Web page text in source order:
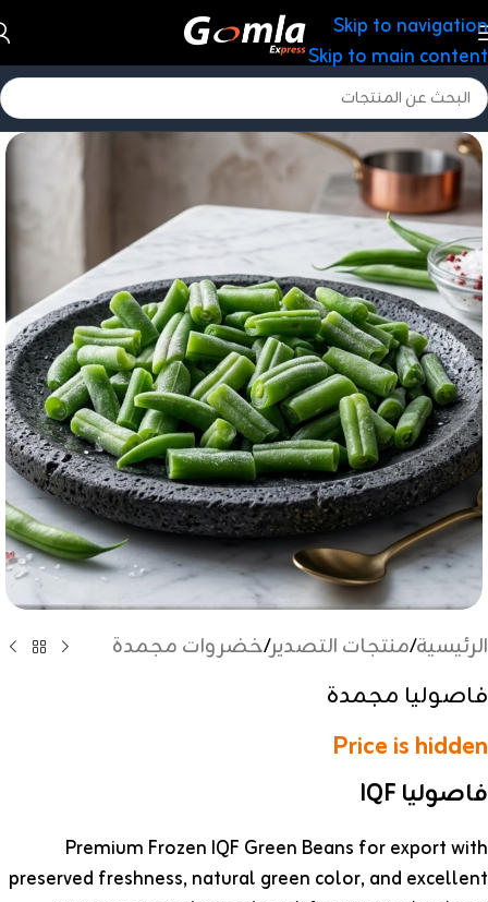
Skip to navigation
Skip to main content
الرئيسية/منتجات التصدير/خضروات مجمدة
فاصوليا مجمدة
Price is hidden
فاصوليا IQF
Premium Frozen IQF Green Beans for export with
preserved freshness, natural green color, and excellent